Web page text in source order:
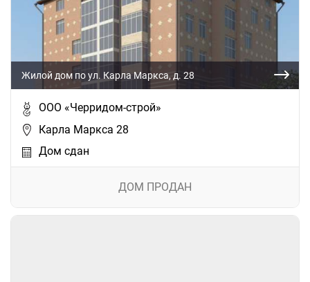
Жилой дом по ул. Карла Маркса, д. 28
ООО «Черридом-строй»
Карла Маркса 28
Дом сдан
ДОМ ПРОДАН